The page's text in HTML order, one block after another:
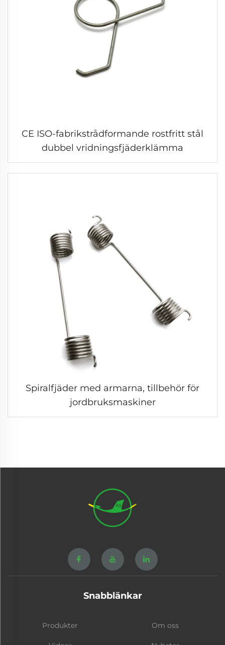
CE ISO-fabrikstrådformande rostfritt stål
dubbel vridningsfjäderklämma
Spiralfjäder med armarna, tillbehör för
jordbruksmaskiner
Snabblänkar
Produkter Om oss